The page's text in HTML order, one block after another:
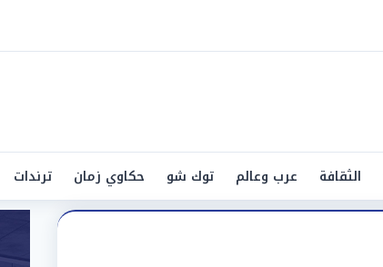
الثقافة عرب وعالم توك شو حكاوي زمان ترندات